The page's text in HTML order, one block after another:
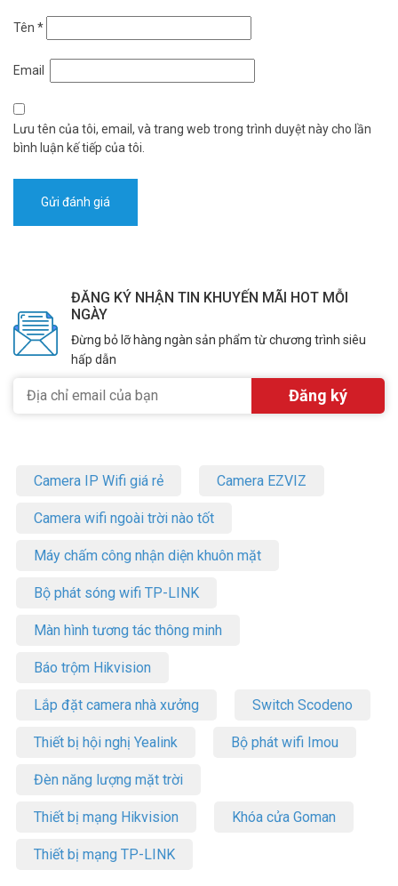
Tên *
Email
Lưu tên của tôi, email, và trang web trong trình duyệt này cho lần
bình luận kế tiếp của tôi.
ĐĂNG KÝ NHẬN TIN KHUYẾN MÃI HOT MỖI
NGÀY
Đừng bỏ lỡ hàng ngàn sản phẩm từ chương trình siêu
hấp dẫn
Camera IP Wifi giá rẻ Camera EZVIZ
Camera wifi ngoài trời nào tốt
Máy chấm công nhận diện khuôn mặt
Bộ phát sóng wifi TP-LINK
Màn hình tương tác thông minh
Báo trộm Hikvision
Lắp đặt camera nhà xưởng Switch Scodeno
Thiết bị hội nghị Yealink Bộ phát wifi Imou
Đèn năng lượng mặt trời
Thiết bị mạng Hikvision Khóa cửa Goman
Thiết bị mạng TP-LINK